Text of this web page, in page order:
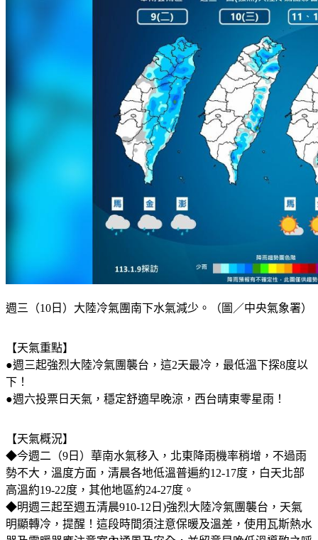
週三（10日）大陸冷氣團南下水氣減少。（圖／中央氣象署）
【天氣重點】
●週三起強烈大陸冷氣團襲台，這2天最冷，最低溫下探8度以
下！
●週六投票日天氣，穩定舒適早晚涼，西台晴東零星雨！
【天氣概況】
◆今週二（9日）華南水氣移入，北東降雨機率稍增，不過雨
勢不大，溫度方面，清晨各地低溫普遍約12-17度，白天北部
高溫約19-22度，其他地區約24-27度。
◆明週三起至週五清晨910-12日)強烈大陸冷氣團襲台，天氣
明顯轉冷，提醒！這段時間須注意保暖及溫差，使用瓦斯熱水